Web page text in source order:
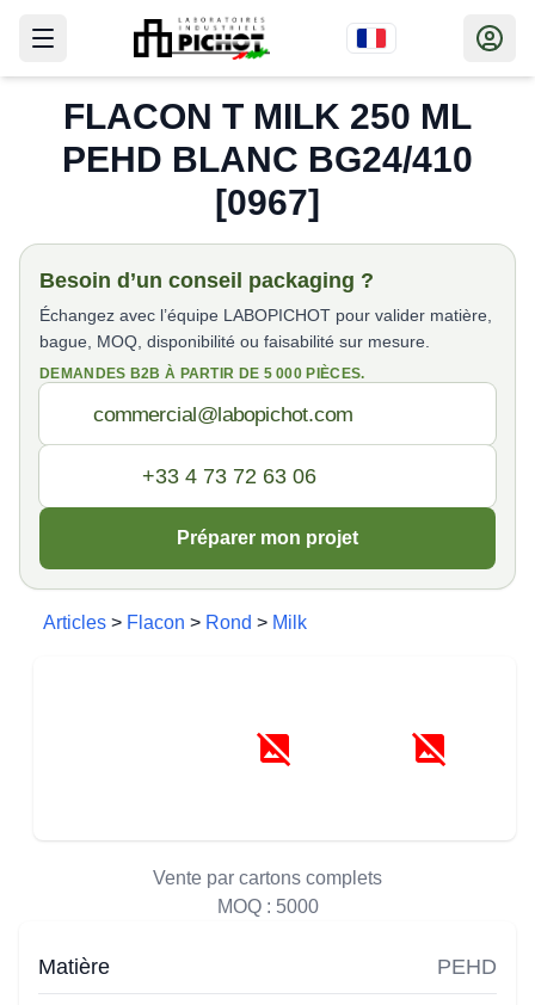
FLACON T MILK 250 ML
PEHD BLANC BG24/410
[0967]
Besoin d’un conseil packaging ?
Échangez avec l’équipe LABOPICHOT pour valider matière,
bague, MOQ, disponibilité ou faisabilité sur mesure.
DEMANDES B2B À PARTIR DE 5 000 PIÈCES.
Préparer mon projet
Articles > Flacon > Rond > Milk
Vente par cartons complets
MOQ : 5000
Matière PEHD